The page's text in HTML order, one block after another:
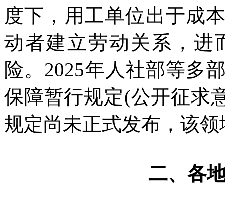
度下，用工单位出于成
动者建立劳动关系，进
险。2025年人社部等多
保障暂行规定(公开征求
规定尚未正式发布，该
二、各